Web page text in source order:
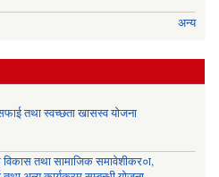
अन्य
तथा स्वच्छता खासस्व योजना
विकास तथा सामाजिक समावेशीकर०ा,